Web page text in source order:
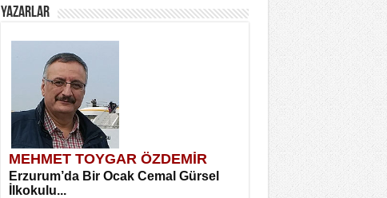
YAZARLAR
MEHMET TOYGAR ÖZDEMİR
Erzurum’da Bir Ocak Cemal Gürsel
İlkokulu...